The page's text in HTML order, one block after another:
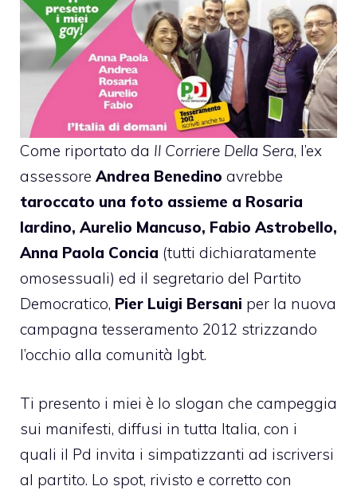
Come riportato da Il Corriere Della Sera, l’ex
assessore Andrea Benedino avrebbe
taroccato una foto assieme a Rosaria
Iardino, Aurelio Mancuso, Fabio Astrobello,
Anna Paola Concia (tutti dichiaratamente
omosessuali) ed il segretario del Partito
Democratico, Pier Luigi Bersani per la nuova
campagna tesseramento 2012 strizzando
l’occhio alla comunità lgbt.
Ti presento i miei è lo slogan che campeggia
sui manifesti, diffusi in tutta Italia, con i
quali il Pd invita i simpatizzanti ad iscriversi
al partito. Lo spot, rivisto e corretto con